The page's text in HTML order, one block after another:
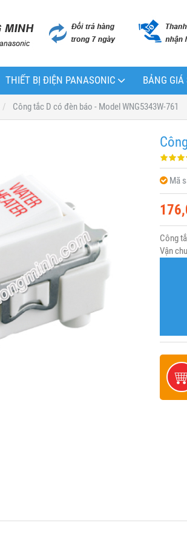
THIẾT BỊ ĐIỆN PANASONIC BẢNG
Công tắc D có đèn báo - Model WNG5343W-761
Mã
Công
Vận